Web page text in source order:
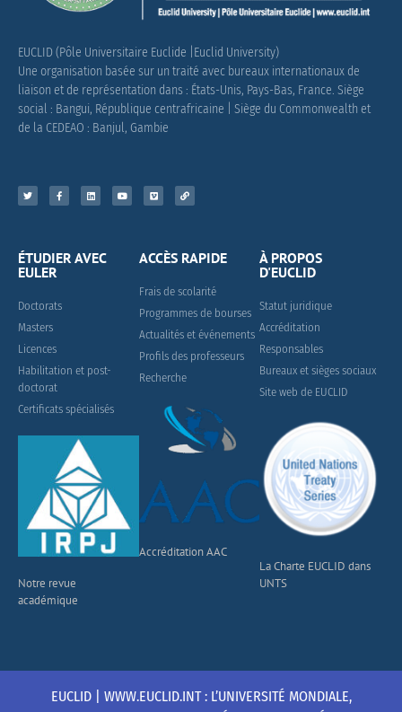
EUCLID (Pôle Universitaire Euclide |Euclid University)
Une organisation basée sur un traité avec bureaux internationaux de
liaison et de représentation dans : États-Unis, Pays-Bas, France. Siège
social : Bangui, République centrafricaine | Siège du Commonwealth et
de la CEDEAO : Banjul, Gambie
ÉTUDIER AVEC
EULER
Doctorats
Masters
Licences
Habilitation et post-
doctorat
Certificats spécialisés
Notre revue
académique
ACCÈS RAPIDE
Frais de scolarité
Programmes de bourses
Actualités et événements
Profils des professeurs
Recherche
Accréditation AAC
À PROPOS
D'EUCLID
Statut juridique
Accréditation
Responsables
Bureaux et sièges sociaux
Site web de EUCLID
La Charte EUCLID dans
UNTS
EUCLID | WWW.EUCLID.INT : L’UNIVERSITÉ MONDIALE,